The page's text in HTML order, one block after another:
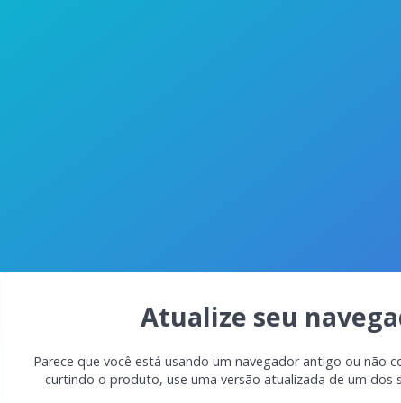
Atualize seu
Parece que você está usando um navegador antigo ou não
curtindo o produto, use uma versão atualizada de um dos